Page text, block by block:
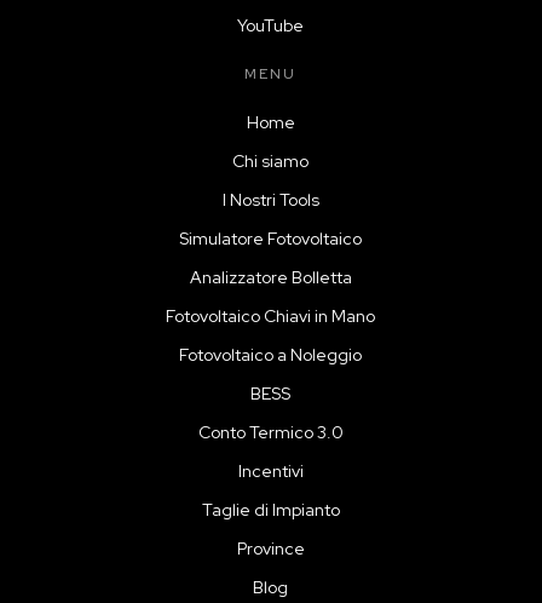
YouTube
MENU
Home
Chi siamo
I Nostri Tools
Simulatore Fotovoltaico
Analizzatore Bolletta
Fotovoltaico Chiavi in Mano
Fotovoltaico a Noleggio
BESS
Conto Termico 3.0
Incentivi
Taglie di Impianto
Province
Blog